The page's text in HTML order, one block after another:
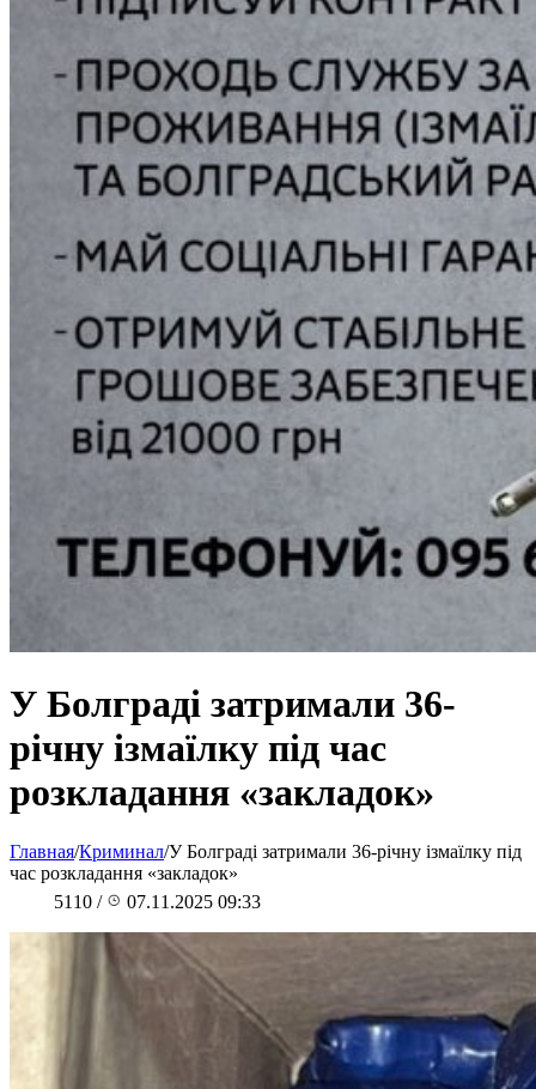
У Болграді затримали 36-
річну ізмаїлку під час
розкладання «закладок»
Главная/Криминал/У Болграді затримали 36-річну ізмаїлку під
час розкладання «закладок»
5110 / 07.11.2025 09:33